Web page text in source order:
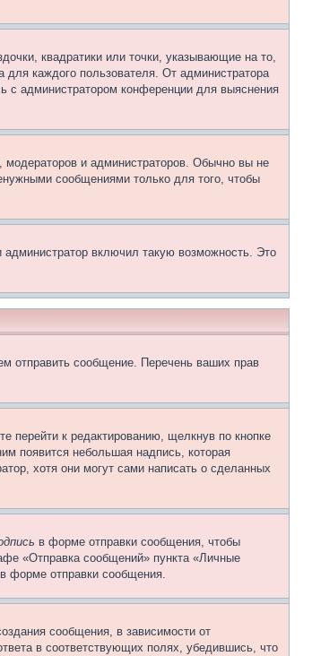
квадратики или точки, указывающие на то,
для каждого пользователя. От администратора
с администратором конференции для выяснения
и администраторов. Обычно вы не
сообщениями только для того, чтобы
включил такую возможность. Это
отправить сообщение. Перечень ваших прав
перейти к редактированию, щелкнув по кнопке
появится небольшая надпись, которая
хотя они могут сами написать о сделанных
в форме отправки сообщения, чтобы
«Отправка сообщений» пункта «Личные
в форме отправки сообщения.
сообщения, в зависимости от
в соответствующих полях, убедившись, что